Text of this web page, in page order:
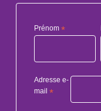
Prénom *
Adresse e-
mail *